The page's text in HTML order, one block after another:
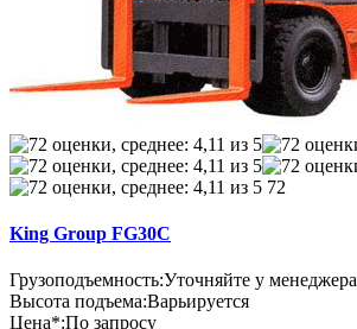
72
King Group FG30C
Грузоподъемность:Уточняйте у менеджера
Высота подъема:Варьируется
Цена*:По запросу